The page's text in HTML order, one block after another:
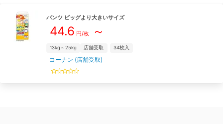
パンツ ビッグより大きいサイズ
44.6 円/枚～
13kg～25kg 店舗受取 34枚入
コーナン (店舗受取)